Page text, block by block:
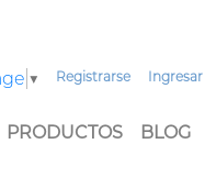
Registrarse Ingresar
▼
PRODUCTOS BLOG